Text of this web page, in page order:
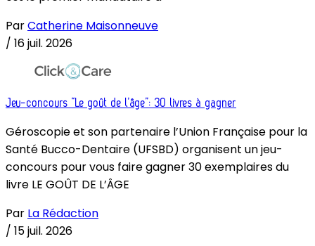
ParCatherine Maisonneuve
/ 16 juil. 2026
Jeu-concours “Le goût de l’âge”: 30 livres à gagner
Géroscopie et son partenaire l’Union Française pour la
Santé Bucco-Dentaire (UFSBD) organisent un jeu-
concours pour vous faire gagner 30 exemplaires du
livre LE GOÛT DE L’ÂGE
Par La Rédaction
/ 15 juil. 2026